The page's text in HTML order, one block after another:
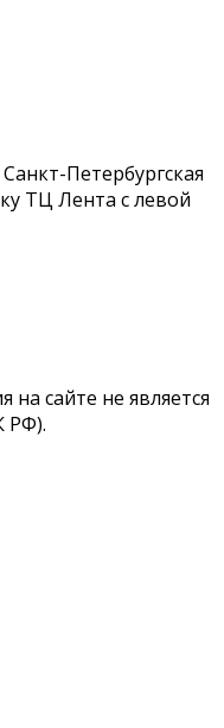
Петербургская
ТЦ Лента с левой
сайте не является
РФ).